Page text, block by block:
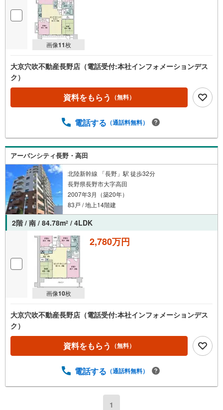
画像11枚
大京穴吹不動産長野店（電話受付:本社インフォメーションデス
ク）
資料をもらう （無料）
電話する （通話料無料）
アーバンシティ長野・高田
北陸新幹線 「長野」駅 徒歩32分
長野県長野市大字高田
2007年3月（築20年）
83戸 / 地上14階建
2階 / 南 / 84.78m2 / 4LDK
画像10枚
2,780万円
大京穴吹不動産長野店（電話受付:本社インフォメーションデス
ク）
資料をもらう （無料）
電話する （通話料無料）
1